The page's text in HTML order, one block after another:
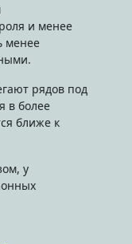
и менее
менее
рядов под
в более
ближе к
у